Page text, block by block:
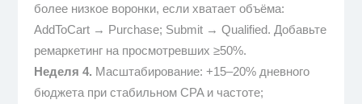
более низкое воронки, если хватает объёма:
AddToCart → Purchase; Submit → Qualified. Добавьте
ремаркетинг на просмотревших ≥50%.
Неделя 4. Масштабирование: +15–20% дневного
бюджета при стабильном CPA и частоте;